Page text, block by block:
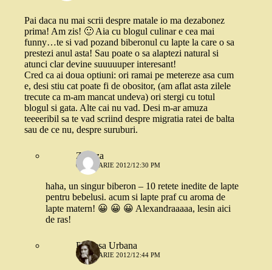
Pai daca nu mai scrii despre matale io ma dezabonez
prima! Am zis! 🙂 Aia cu blogul culinar e cea mai
funny…te si vad pozand biberonul cu lapte la care o sa
prestezi anul asta! Sau poate o sa alaptezi natural si
atunci clar devine suuuuuper interesant!
Cred ca ai doua optiuni: ori ramai pe metereze asa cum
e, desi stiu cat poate fi de obositor, (am aflat asta zilele
trecute ca m-am mancat undeva) ori stergi cu totul
blogul si gata. Alte cai nu vad. Desi m-ar amuza
teeeeribil sa te vad scriind despre migratia ratei de balta
sau de ce nu, despre suruburi.
Zazuza
6 IANUARIE 2012/12:30 PM
haha, un singur biberon – 10 retete inedite de lapte
pentru bebelusi. acum si lapte praf cu aroma de
lapte matern! 😀 😀 😀 Alexandraaaaa, lesin aici
de ras!
Printesa Urbana
6 IANUARIE 2012/12:44 PM